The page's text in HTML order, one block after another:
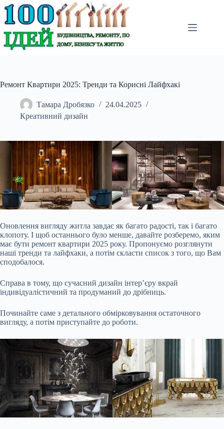
Перейти
до
вмісту
Ремонт Квартири 2025: Тренди та Корисні Лайфхакі
Тамара Дробязко
24.04.2025
Креативний дизайн
Оновлення вигляду житла завдає як багато радості, так і багато
клопоту. І щоб останнього було менше, давайте розберемо, яким
має бути ремонт квартири 2025 року. Пропонуємо розглянути
наші тренди та лайфхаки, а потім скласти список з того, що Вам
сподобалося.
Справа в тому, що сучасний дизайн інтер’єру вкрай
індивідуалістичний та продуманий до дрібниць.
Починайте саме з детального обмірковування остаточного
вигляду, а потім приступайте до роботи.